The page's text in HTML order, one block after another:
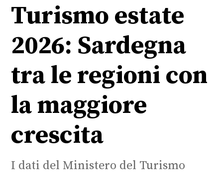
Turismo estate
2026: Sardegna
tra le regioni con
la maggiore
crescita
I dati del Ministero del Turismo